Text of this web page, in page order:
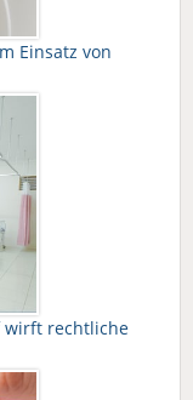
Einsatz von
wirft rechtliche